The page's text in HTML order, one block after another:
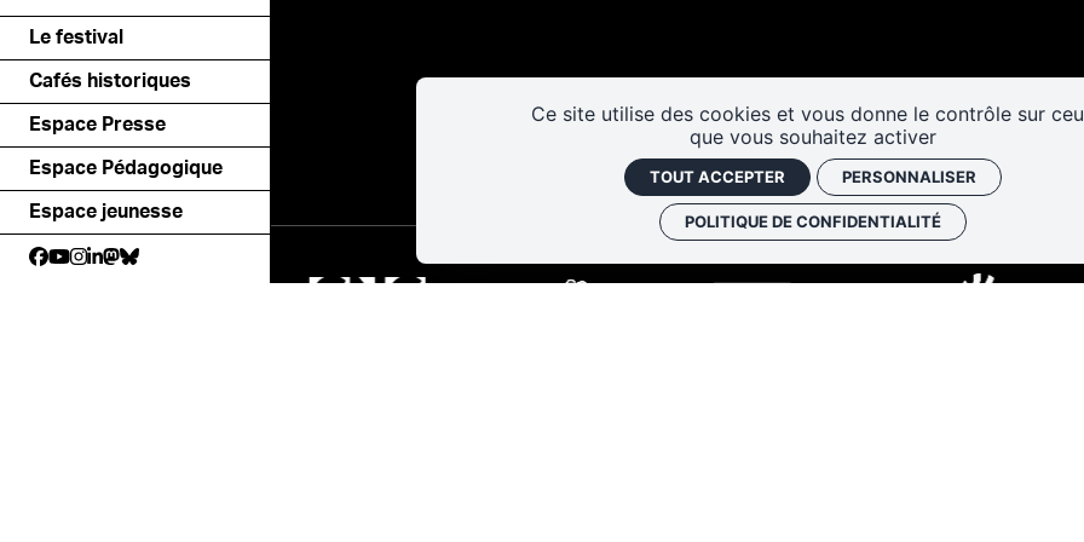
Ce site utilise des cookies et vous donne le contrôle sur
que vous souhaitez activer
TOUT ACCEPTER PERSONNALISER
POLITIQUE DE CONFIDENTIALITÉ
Le festival
Cafés historiques
Espace Presse
Espace Pédagogique
Espace jeunesse
historiques